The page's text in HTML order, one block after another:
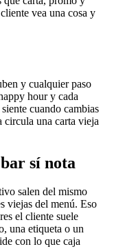
vea una cosa y
y cualquier paso
hour y cada
cuando cambias
circula una carta vieja
sí nota
salen del mismo
viejas del menú. Eso
el cliente suele
una etiqueta o un
con lo que caja